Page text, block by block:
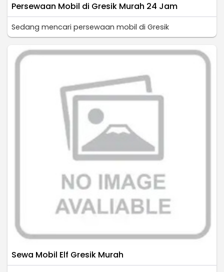
Persewaan Mobil di Gresik Murah 24 Jam
Sedang mencari persewaan mobil di Gresik
Sewa Mobil Elf Gresik Murah